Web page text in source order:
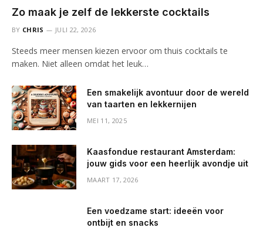
Zo maak je zelf de lekkerste cocktails
BY CHRIS JULI 22, 2026
Steeds meer mensen kiezen ervoor om thuis cocktails te
maken. Niet alleen omdat het leuk…
Een smakelijk avontuur door de wereld
van taarten en lekkernijen
MEI 11, 2025
Kaasfondue restaurant Amsterdam:
jouw gids voor een heerlijk avondje uit
MAART 17, 2026
Een voedzame start: ideeën voor
ontbijt en snacks